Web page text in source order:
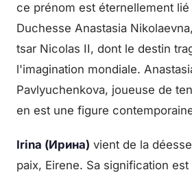
ce prénom est éternellement lié
Duchesse Anastasia
tsar Nicolas II, dont le destin
l'imagination mondiale.
Pavlyuchenkova, joueuse de
en est une figure
Irina (Ирина) vient de la
paix, Eirene. Sa signification